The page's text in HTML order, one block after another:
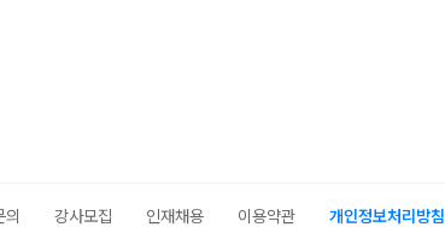
의 강사모집 인재채용 이용약관 개인정보처리방침